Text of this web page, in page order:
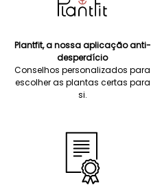
Plantfit, a nossa aplicação anti-
desperdício
Conselhos personalizados para
escolher as plantas certas para
si.